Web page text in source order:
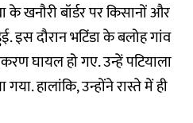
के खनौरी बॉर्डर पर किसानों और
दौरान भटिंडा के बलोह गांव
घायल हो गए. उन्हें पटियाला
हालांकि, उन्होंने रास्ते में ही